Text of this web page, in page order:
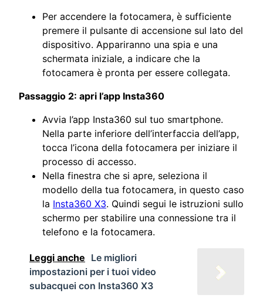
Per accendere la fotocamera, è sufficiente
premere il pulsante di accensione sul lato del
dispositivo. Appariranno una spia e una
schermata iniziale, a indicare che la
fotocamera è pronta per essere collegata.
Passaggio 2: apri l’app Insta360
Avvia l’app Insta360 sul tuo smartphone.
Nella parte inferiore dell’interfaccia dell’app,
tocca l’icona della fotocamera per iniziare il
processo di accesso.
Nella finestra che si apre, seleziona il
modello della tua fotocamera, in questo caso
la Insta360 X3. Quindi segui le istruzioni sullo
schermo per stabilire una connessione tra il
telefono e la fotocamera.
Leggi anche Le migliori
impostazioni per i tuoi video
subacquei con Insta360 X3